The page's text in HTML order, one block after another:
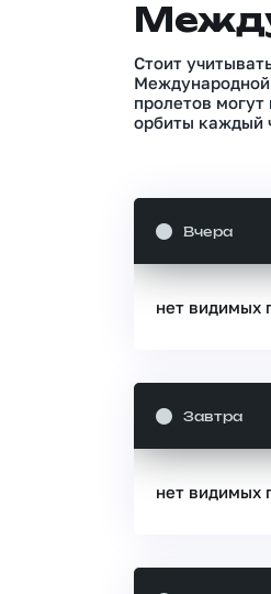
Стоит
Международной
пролетов
орбиты каждый
Вчера
нет видимых
Завтра
нет видимых